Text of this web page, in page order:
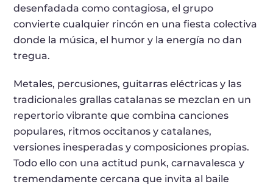
desenfadada como contagiosa, el grupo
convierte cualquier rincón en una fiesta colectiva
donde la música, el humor y la energía no dan
tregua.
Metales, percusiones, guitarras eléctricas y las
tradicionales grallas catalanas se mezclan en un
repertorio vibrante que combina canciones
populares, ritmos occitanos y catalanes,
versiones inesperadas y composiciones propias.
Todo ello con una actitud punk, carnavalesca y
tremendamente cercana que invita al baile